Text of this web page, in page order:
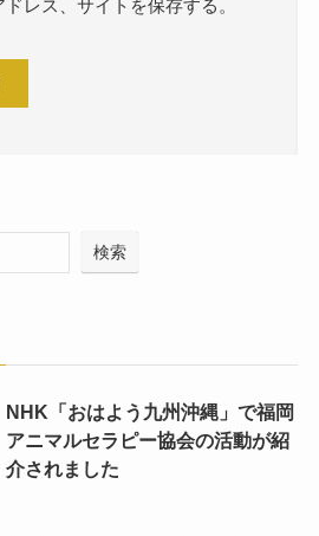
レス、サイトを保存する。
検索
NHK「おはよう九州沖縄」で福岡
アニマルセラピー協会の活動が紹
介されました